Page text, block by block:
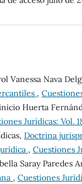
Vanessa Nava
,
Huerta
Jurídicas: Vol.
Doctrina
, Cuestiones
Saray Paredes
, Cuestiones